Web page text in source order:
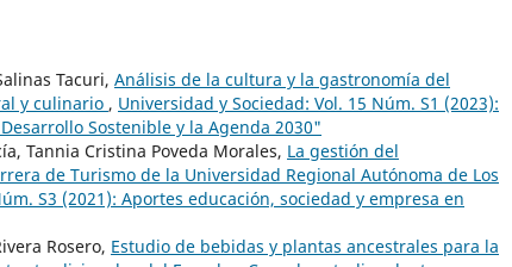
Tacuri, Análisis de la cultura y la gastronomía del
y culinario , Universidad y Sociedad: Vol. 15 Núm. S1 (2023):
Sostenible y la Agenda 2030"
Tannia Cristina Poveda Morales, La gestión del
de Turismo de la Universidad Regional Autónoma de Los
S3 (2021): Aportes educación, sociedad y empresa en
Rosero, Estudio de bebidas y plantas ancestrales para la